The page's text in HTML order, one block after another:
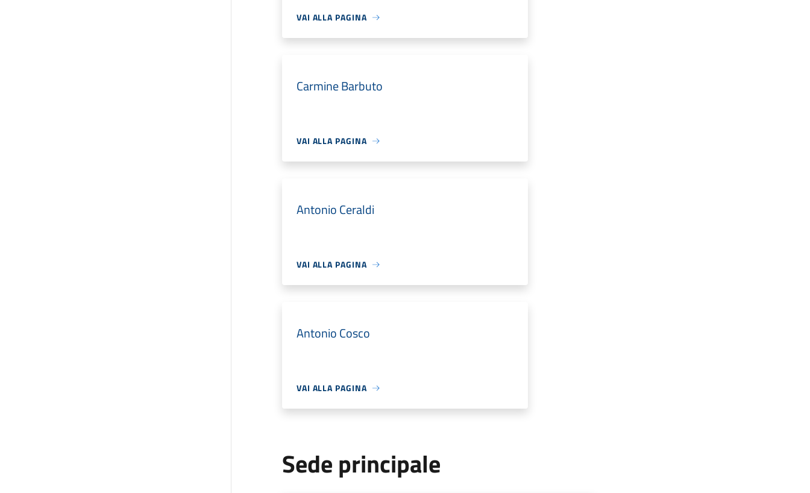
VAI ALLA PAGINA
Carmine Barbuto
VAI ALLA PAGINA
Antonio Ceraldi
VAI ALLA PAGINA
Antonio Cosco
VAI ALLA PAGINA
Sede principale